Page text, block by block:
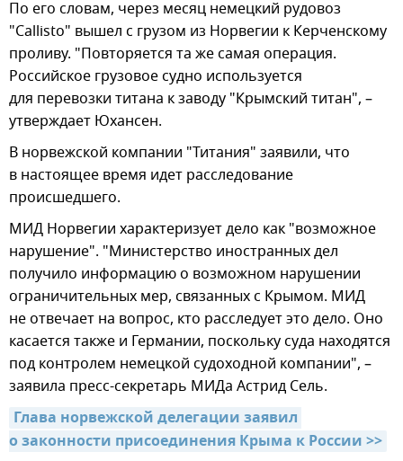
По его словам, через месяц немецкий рудовоз
"Callisto" вышел с грузом из Норвегии к Керченскому
проливу. "Повторяется та же самая операция.
Российское грузовое судно используется
для перевозки титана к заводу "Крымский титан", –
утверждает Юхансен.
В норвежской компании "Титания" заявили, что
в настоящее время идет расследование
происшедшего.
МИД Норвегии характеризует дело как "возможное
нарушение". "Министерство иностранных дел
получило информацию о возможном нарушении
ограничительных мер, связанных с Крымом. МИД
не отвечает на вопрос, кто расследует это дело. Оно
касается также и Германии, поскольку суда находятся
под контролем немецкой судоходной компании", –
заявила пресс-секретарь МИДа Астрид Сель.
Глава норвежской делегации заявил
о законности присоединения Крыма к России >>